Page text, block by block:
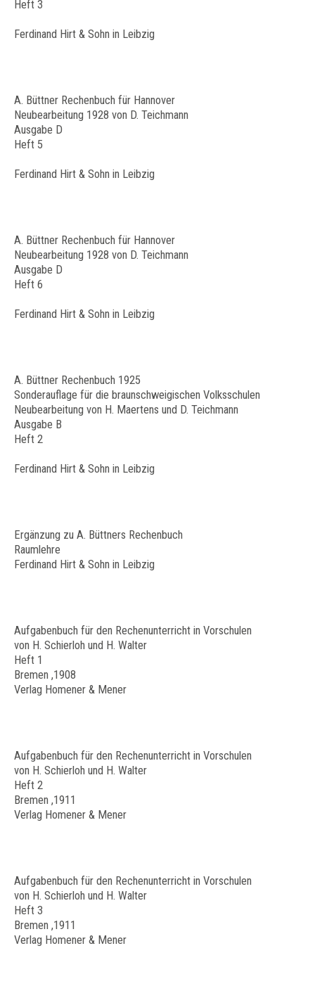
Heft 3
Ferdinand Hirt & Sohn in Leibzig
A. Büttner Rechenbuch für Hannover
Neubearbeitung 1928 von D. Teichmann
Ausgabe D
Heft 5
Ferdinand Hirt & Sohn in Leibzig
A. Büttner Rechenbuch für Hannover
Neubearbeitung 1928 von D. Teichmann
Ausgabe D
Heft 6
Ferdinand Hirt & Sohn in Leibzig
A. Büttner Rechenbuch 1925
Sonderauflage für die braunschweigischen Volksschulen
Neubearbeitung von H. Maertens und D. Teichmann
Ausgabe B
Heft 2
Ferdinand Hirt & Sohn in Leibzig
Ergänzung zu A. Büttners Rechenbuch
Raumlehre
Ferdinand Hirt & Sohn in Leibzig
Aufgabenbuch für den Rechenunterricht in Vorschulen
von H. Schierloh und H. Walter
Heft 1
Bremen ,1908
Verlag Homener & Mener
Aufgabenbuch für den Rechenunterricht in Vorschulen
von H. Schierloh und H. Walter
Heft 2
Bremen ,1911
Verlag Homener & Mener
Aufgabenbuch für den Rechenunterricht in Vorschulen
von H. Schierloh und H. Walter
Heft 3
Bremen ,1911
Verlag Homener & Mener